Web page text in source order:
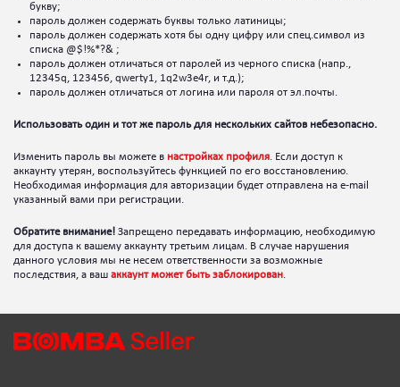
букву;
пароль должен содержать буквы только латиницы;
пароль должен содержать хотя бы одну цифру или спец.символ из
списка @$!%*?& ;
пароль должен отличаться от паролей из черного списка (напр.,
12345q, 123456, qwerty1, 1q2w3e4r, и т.д.);
пароль должен отличаться от логина или пароля от эл.почты.
Использовать один и тот же пароль для нескольких сайтов небезопасно.
Изменить пароль вы можете в настройках профиля. Если доступ к
аккаунту утерян, воспользуйтесь функцией по его восстановлению.
Необходимая информация для авторизации будет отправлена на e-mail
указанный вами при регистрации.
Обратите внимание! Запрещено передавать информацию, необходимую
для доступа к вашему аккаунту третьим лицам. В случае нарушения
данного условия мы не несем ответственности за возможные
последствия, а ваш аккаунт может быть заблокирован.